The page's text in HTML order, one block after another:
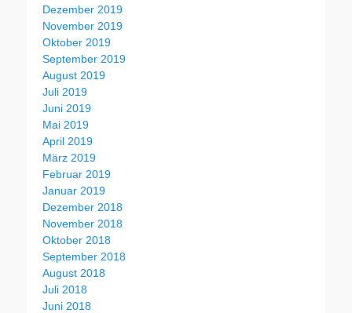
Dezember 2019
November 2019
Oktober 2019
September 2019
August 2019
Juli 2019
Juni 2019
Mai 2019
April 2019
März 2019
Februar 2019
Januar 2019
Dezember 2018
November 2018
Oktober 2018
September 2018
August 2018
Juli 2018
Juni 2018